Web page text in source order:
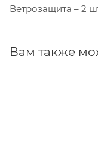
Ветрозащита – 2
Вам также